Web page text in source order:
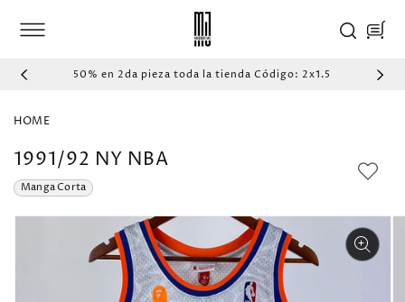
AL CONTENIDO
Carrito
50% en 2da pieza toda la tienda Código: 2x1.5
HOME
1991/92 NY NBA
Manga Corta
IR
INFORMACIÓN
DEL PRODUCTO